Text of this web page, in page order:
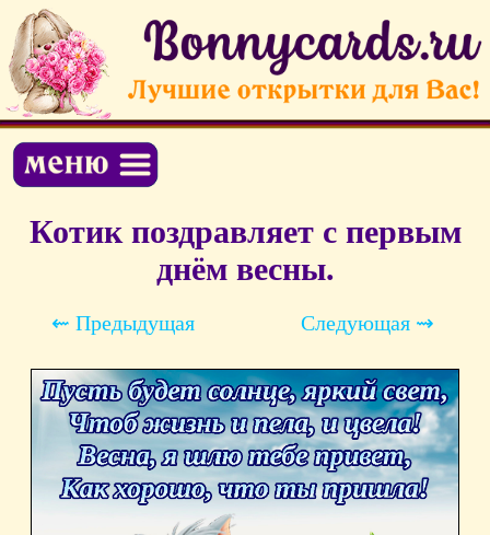
Котик поздравляет с первым
днём весны.
⇜ Предыдущая Следующая ⇝